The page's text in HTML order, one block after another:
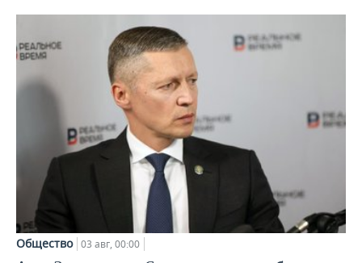
Общество 03 авг, 00:00